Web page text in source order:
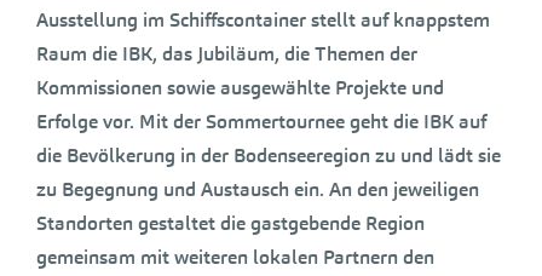
Ausstellung im Schiffscontainer stellt auf knappstem
Raum die IBK, das Jubiläum, die Themen der
Kommissionen sowie ausgewählte Projekte und
Erfolge vor. Mit der Sommertournee geht die IBK auf
die Bevölkerung in der Bodenseeregion zu und lädt sie
zu Begegnung und Austausch ein. An den jeweiligen
Standorten gestaltet die gastgebende Region
gemeinsam mit weiteren lokalen Partnern den